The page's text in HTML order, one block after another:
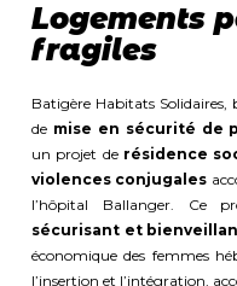
Logements
fragiles
Batigère Habitats Solidaires,
de mise en sécurité de
un projet de résidence
violences conjugales
l’hôpital Ballanger. Ce
sécurisant et
économique des femmes
l’insertion et l’intégration,